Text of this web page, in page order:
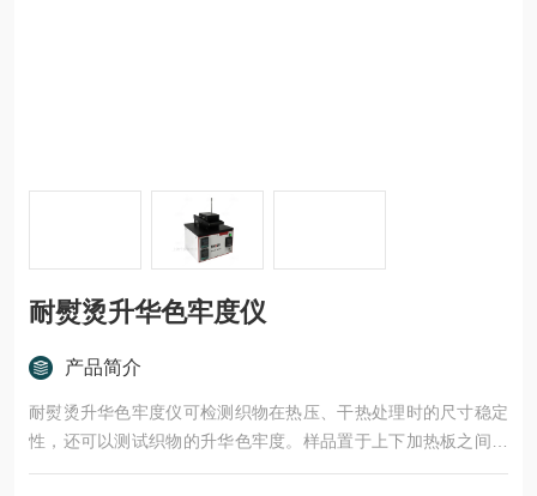
耐熨烫升华色牢度仪
产品简介
耐熨烫升华色牢度仪可检测织物在热压、干热处理时的尺寸稳定
性，还可以测试织物的升华色牢度。样品置于上下加热板之间，
上下加热板温度由独立控制器准确控制，加热板间距、上测试片